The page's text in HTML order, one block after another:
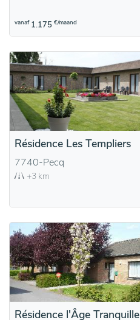
vanaf 1.175 €/maand
Résidence Les Templiers
7740-Pecq
+3 km
Résidence l'Âge Tranquille